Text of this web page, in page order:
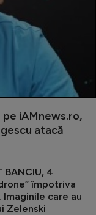
pe iAMnews.ro,
atacă
BANCIU, 4
împotriva
care au
Zelenski